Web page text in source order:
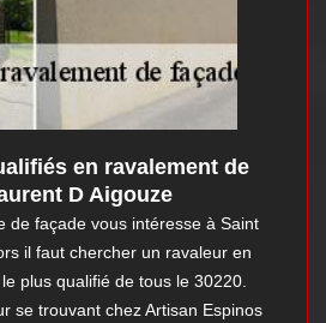
en ravalement de
D Aigouze
de façade vous intéresse à Saint
il faut chercher un ravaleur en
plus qualifié de tous le 30220.
se trouvant chez Artisan Espinos